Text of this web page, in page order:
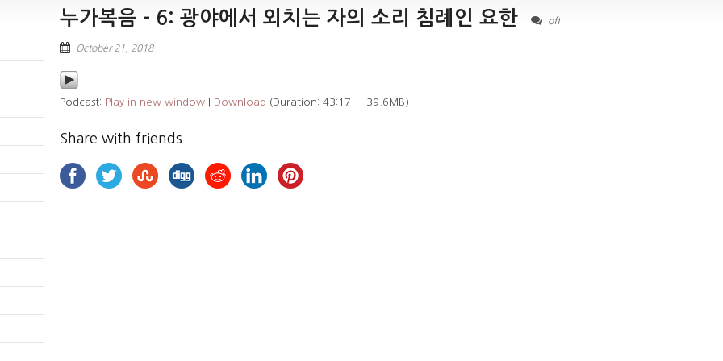
off
누가복음 – 6: 광야에서 외치는 자의 소리 침례인 요한
October 21, 2018
Podcast: Play in new window Download (Duration: 43:17 — 39.6MB)
Share with friends